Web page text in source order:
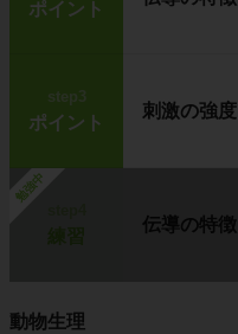
ポイント
step3
ポイント
刺激の強度
勉強中
伝導の特徴
動物生理